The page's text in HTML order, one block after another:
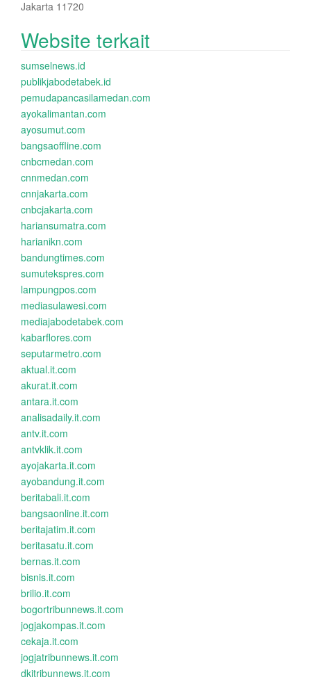
Jakarta 11720
Website terkait
sumselnews.id
publikjabodetabek.id
pemudapancasilamedan.com
ayokalimantan.com
ayosumut.com
bangsaoffline.com
cnbcmedan.com
cnnmedan.com
cnnjakarta.com
cnbcjakarta.com
hariansumatra.com
harianikn.com
bandungtimes.com
sumutekspres.com
lampungpos.com
mediasulawesi.com
mediajabodetabek.com
kabarflores.com
seputarmetro.com
aktual.it.com
akurat.it.com
antara.it.com
analisadaily.it.com
antv.it.com
antvklik.it.com
ayojakarta.it.com
ayobandung.it.com
beritabali.it.com
bangsaonline.it.com
beritajatim.it.com
beritasatu.it.com
bernas.it.com
bisnis.it.com
brilio.it.com
bogortribunnews.it.com
jogjakompas.it.com
cekaja.it.com
jogjatribunnews.it.com
dkitribunnews.it.com